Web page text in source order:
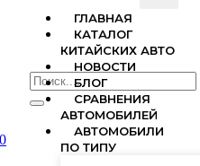
ГЛАВНАЯ
КАТАЛОГ
КИТАЙСКИХ АВТО
НОВОСТИ
БЛОГ
СРАВНЕНИЯ
АВТОМОБИЛЕЙ
АВТОМОБИЛИ
ПО ТИПУ